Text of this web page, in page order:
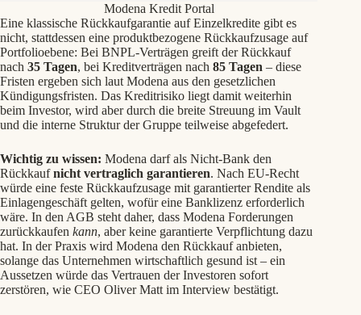
Modena Kredit Portal
Eine klassische Rückkaufgarantie auf Einzelkredite gibt es
nicht, stattdessen eine produktbezogene Rückkaufzusage auf
Portfolioebene: Bei BNPL-Verträgen greift der Rückkauf
nach 35 Tagen, bei Kreditverträgen nach 85 Tagen – diese
Fristen ergeben sich laut Modena aus den gesetzlichen
Kündigungsfristen. Das Kreditrisiko liegt damit weiterhin
beim Investor, wird aber durch die breite Streuung im Vault
und die interne Struktur der Gruppe teilweise abgefedert.
Wichtig zu wissen: Modena darf als Nicht-Bank den
Rückkaufnicht vertraglich garantieren. Nach EU-Recht
würde eine feste Rückkaufzusage mit garantierter Rendite als
Einlagengeschäft gelten, wofür eine Banklizenz erforderlich
wäre. In den AGB steht daher, dass Modena Forderungen
zurückkaufen kann, aber keine garantierte Verpflichtung dazu
hat. In der Praxis wird Modena den Rückkauf anbieten,
solange das Unternehmen wirtschaftlich gesund ist – ein
Aussetzen würde das Vertrauen der Investoren sofort
zerstören, wie CEO Oliver Matt im Interview bestätigt.